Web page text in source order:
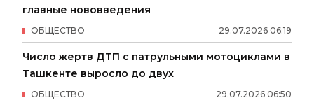
главные нововведения
29.07.2026 06:19
ОБЩЕСТВО
Число жертв ДТП с патрульными мотоциклами в
Ташкенте выросло до двух
29.07.2026 06:50
ОБЩЕСТВО